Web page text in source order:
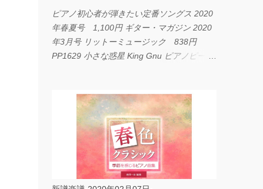
ピアノ初心者が弾きたい定番ソングス 2020
年春夏号 1,100円 ギター・マガジン 2020
年3月号 リットーミュージック 838円
PP1629 小さな惑星 King Gnu ピアノピース
LOVE... Official髭男dism バンドピース フェ
アリー 825円